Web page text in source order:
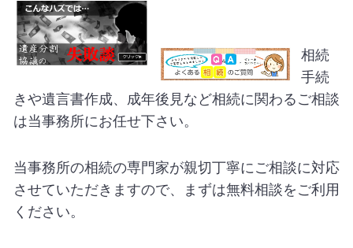
相続
手続
きや遺言書作成、成年後見など相続に関わるご相談
は当事務所にお任せ下さい。
当事務所の相続の専門家が親切丁寧にご相談に対応
させていただきますので、まずは無料相談をご利用
ください。